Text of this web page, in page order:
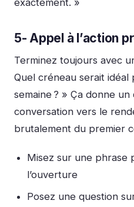
exactement. »
5- Appel à l’action
Terminez toujours avec
Quel créneau serait
semaine ? » Ça donne
conversation vers le
brutalement du premier
Misez sur une phrase
l’ouverture
Posez une question